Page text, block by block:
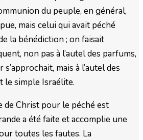
du peuple, en général,
mais celui qui avait péché
la bénédiction ; on faisait
non pas à l’autel des parfums,
mais à l’autel des
le simple Israélite.
de Christ pour le péché est
a été faite et accomplie une
toutes les fautes. La